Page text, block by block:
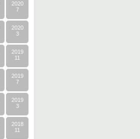
2020
7
2020
3
2019
11
2019
7
2019
3
2018
11